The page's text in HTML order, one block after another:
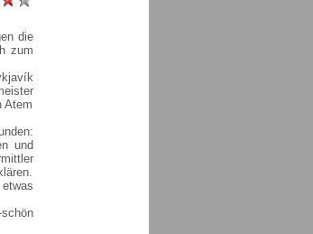
die
zum
Atem
und